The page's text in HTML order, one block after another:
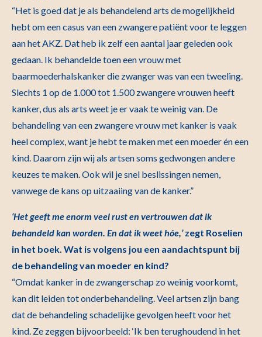
“Het is goed dat je als behandelend arts de mogelijkheid
hebt om een casus van een zwangere patiënt voor te leggen
aan het AKZ. Dat heb ik zelf een aantal jaar geleden ook
gedaan. Ik behandelde toen een vrouw met
baarmoederhalskanker die zwanger was van een tweeling.
Slechts 1 op de 1.000 tot 1.500 zwangere vrouwen heeft
kanker, dus als arts weet je er vaak te weinig van. De
behandeling van een zwangere vrouw met kanker is vaak
heel complex, want je hebt te maken met een moeder én een
kind. Daarom zijn wij als artsen soms gedwongen andere
keuzes te maken. Ook wil je snel beslissingen nemen,
vanwege de kans op uitzaaiing van de kanker.”
‘Het geeft me enorm veel rust en vertrouwen dat ik
behandeld kan worden. En dat ik weet hóe,’zegt Roselien
in het boek. Wat is volgens jou een aandachtspunt bij
de behandeling van moeder en kind?
“Omdat kanker in de zwangerschap zo weinig voorkomt,
kan dit leiden tot onderbehandeling. Veel artsen zijn bang
dat de behandeling schadelijke gevolgen heeft voor het
kind. Ze zeggen bijvoorbeeld: ‘Ik ben terughoudend in het